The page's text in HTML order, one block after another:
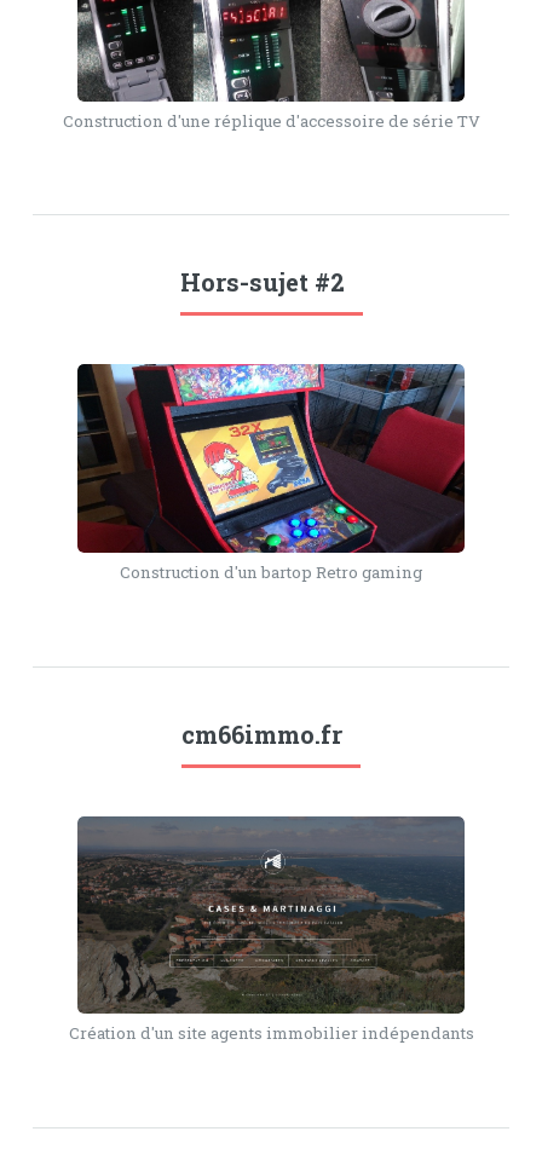
Construction d'une réplique d'accessoire de série TV
Hors-sujet #2
Construction d'un bartop Retro gaming
cm66immo.fr
Création d'un site agents immobilier indépendants